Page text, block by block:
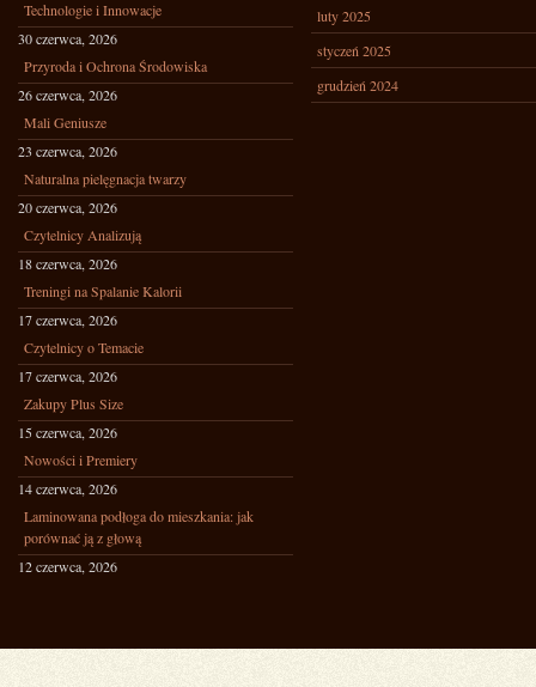
Technologie i Innowacje
30 czerwca, 2026
Przyroda i Ochrona Środowiska
26 czerwca, 2026
Mali Geniusze
23 czerwca, 2026
Naturalna pielęgnacja twarzy
20 czerwca, 2026
Czytelnicy Analizują
18 czerwca, 2026
Treningi na Spalanie Kalorii
17 czerwca, 2026
Czytelnicy o Temacie
17 czerwca, 2026
Zakupy Plus Size
15 czerwca, 2026
Nowości i Premiery
14 czerwca, 2026
Laminowana podłoga do mieszkania: jak
porównać ją z głową
12 czerwca, 2026
luty 2025
styczeń 2025
grudzień 2024